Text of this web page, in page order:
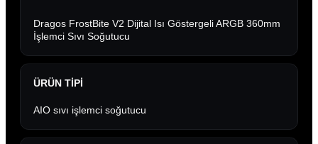
Dragos FrostBite V2 Dijital Isı Göstergeli ARGB 360mm
İşlemci Sıvı Soğutucu
ÜRÜN TIPI
AIO sıvı işlemci soğutucu